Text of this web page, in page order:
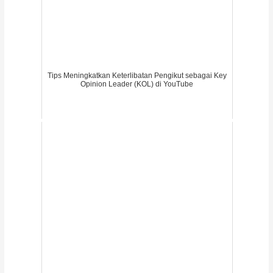
Tips Meningkatkan Keterlibatan Pengikut sebagai Key
Opinion Leader (KOL) di YouTube